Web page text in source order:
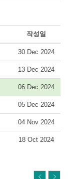
작성일
30 Dec 2024
13 Dec 2024
06 Dec 2024
05 Dec 2024
04 Nov 2024
18 Oct 2024